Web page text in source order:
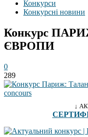
Конкурси
Конкурсні новини
Конкурс
ЄВРОПИ
0
289
↓